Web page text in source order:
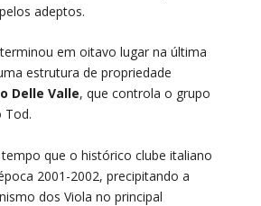
adeptos.
em oitavo lugar na última
estrutura de propriedade
Delle Valle, que controla o grupo
Tod.
que o histórico clube italiano
2001-2002, precipitando a
dos Viola no principal